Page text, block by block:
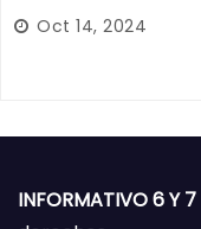
Oct 14, 2024
INFORMATIVO 6 Y 7